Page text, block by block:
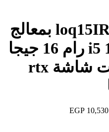
لابتوب لينوفو loq15IRX9 بمعالج
انتل كور i5 13450hx رام 16 جيجا
ssd 512 جيجا كارت شاشة rtx
10,530 EGP